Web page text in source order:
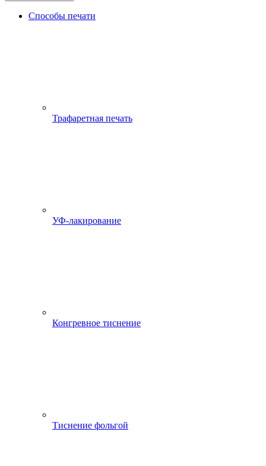
Способы печати
Трафаретная печать
УФ-лакирование
Конгревное тиснение
Тиснение фольгой